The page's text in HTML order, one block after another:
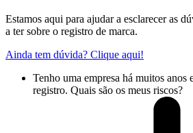
Estamos aqui para ajudar a esclarecer as
a ter sobre o registro de marca.
Ainda tem dúvida? Clique aqui!
Tenho uma empresa há muitos anos
registro. Quais são os meus riscos?